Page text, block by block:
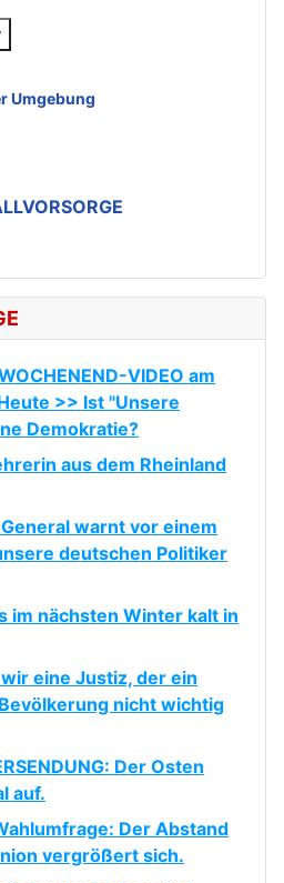
Umgebung
VIDEO am
>> Ist "Unsere
Demokratie?
aus dem Rheinland
warnt vor einem
deutschen Politiker
im nächsten Winter kalt in
eine Justiz, der ein
nicht wichtig
Der Osten
auf.
Der Abstand
vergrößert sich.